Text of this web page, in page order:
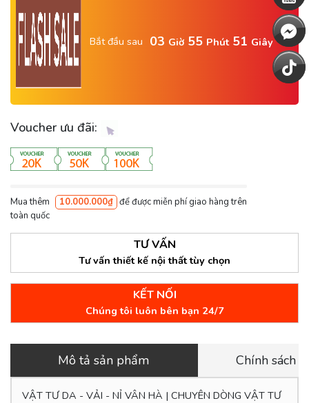
Bắt đầu sau 03 Giờ 55 Phút 50 Giây
Voucher ưu đãi:
Mua thêm 10.000.000₫ để được miễn phí giao hàng trên
toàn quốc
TƯ VẤN
Tư vấn thiết kế nội thất tùy chọn
KẾT NỐI
Chúng tôi luôn bên bạn 24/7
Mô tả sản phẩm Chính sách
VẬT TƯ DA - VẢI - NỈ VÂN HÀ | CHUYÊN DÒNG VẬT TƯ